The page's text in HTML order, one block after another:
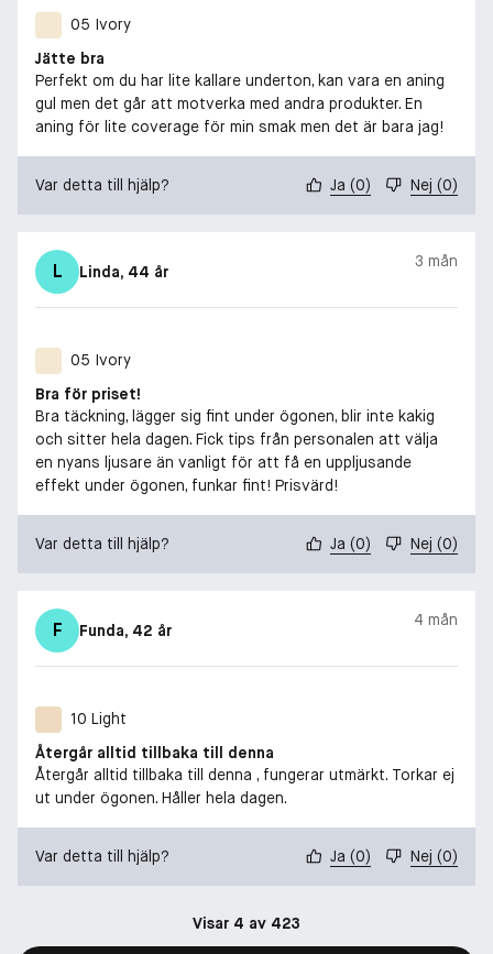
05 Ivory
Jätte bra
Perfekt om du har lite kallare underton, kan vara en aning
gul men det går att motverka med andra produkter. En
aning för lite coverage för min smak men det är bara jag!
Var detta till hjälp? Ja (0) Nej (0)
L Linda, 44 år
3 mån
05 Ivory
Bra för priset!
Bra täckning, lägger sig fint under ögonen, blir inte kakig
och sitter hela dagen. Fick tips från personalen att välja
en nyans ljusare än vanligt för att få en uppljusande
effekt under ögonen, funkar fint! Prisvärd!
Var detta till hjälp? Ja (0) Nej (0)
F Funda, 42 år
4 mån
10 Light
Återgår alltid tillbaka till denna
Återgår alltid tillbaka till denna , fungerar utmärkt. Torkar ej
ut under ögonen. Håller hela dagen.
Var detta till hjälp? Ja (0) Nej (0)
Visar 4 av 423